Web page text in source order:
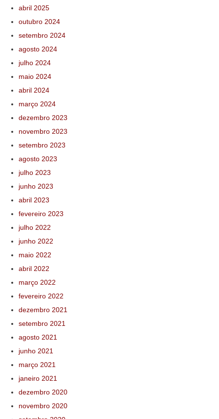
abril 2025
outubro 2024
setembro 2024
agosto 2024
julho 2024
maio 2024
abril 2024
março 2024
dezembro 2023
novembro 2023
setembro 2023
agosto 2023
julho 2023
junho 2023
abril 2023
fevereiro 2023
julho 2022
junho 2022
maio 2022
abril 2022
março 2022
fevereiro 2022
dezembro 2021
setembro 2021
agosto 2021
junho 2021
março 2021
janeiro 2021
dezembro 2020
novembro 2020